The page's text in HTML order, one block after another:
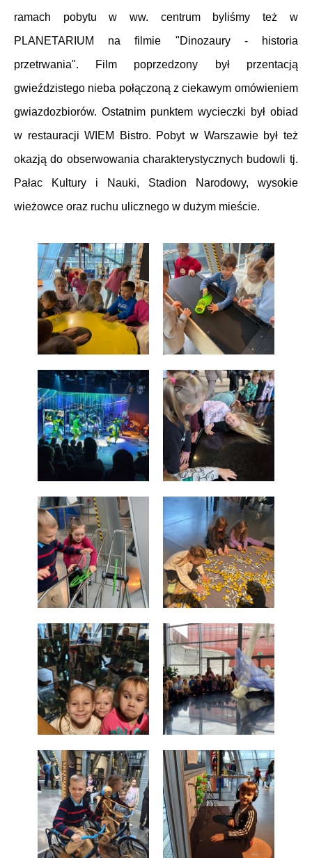
ramach pobytu w ww. centrum byliśmy też w
PLANETARIUM na filmie "Dinozaury - historia
przetrwania". Film poprzedzony był przentacją
gwieździstego nieba połączoną z ciekawym omówieniem
gwiazdozbiorów. Ostatnim punktem wycieczki był obiad
w restauracji WIEM Bistro. Pobyt w Warszawie był też
okazją do obserwowania charakterystycznych budowli tj.
Pałac Kultury i Nauki, Stadion Narodowy, wysokie
wieżowce oraz ruchu ulicznego w dużym mieście.